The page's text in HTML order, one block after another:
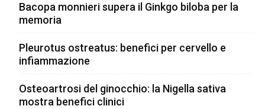
Bacopa monnieri supera il Ginkgo biloba per la
memoria
Pleurotus ostreatus: benefici per cervello e
infiammazione
Osteoartrosi del ginocchio: la Nigella sativa
mostra benefici clinici